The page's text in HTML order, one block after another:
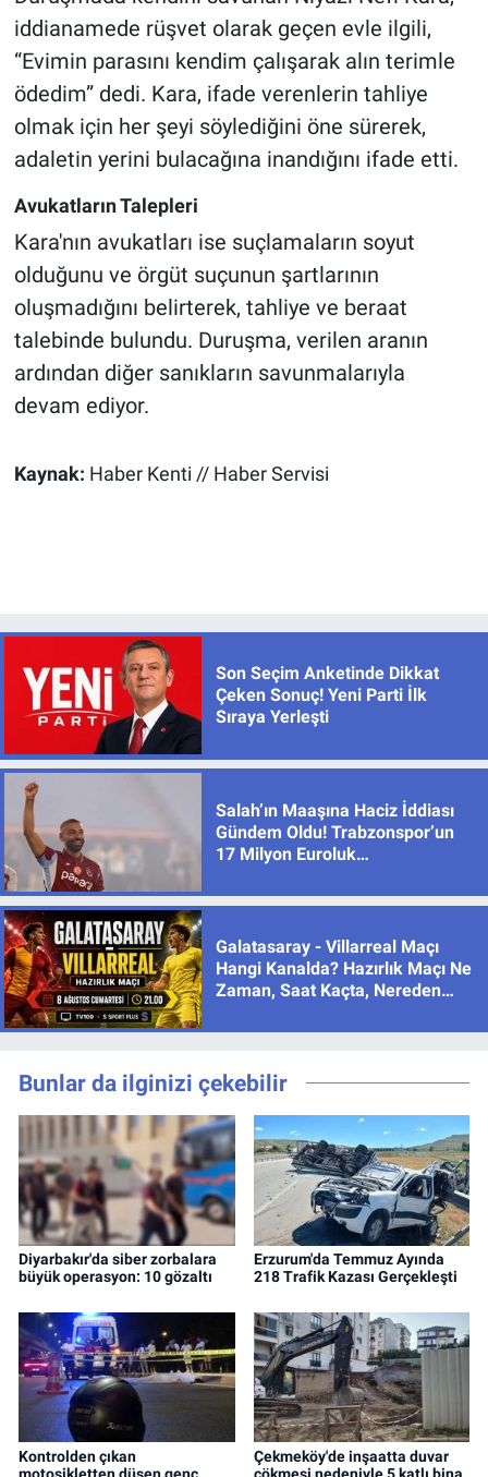
iddianamede rüşvet olarak geçen evle ilgili,
“Evimin parasını kendim çalışarak alın terimle
ödedim” dedi. Kara, ifade verenlerin tahliye
olmak için her şeyi söylediğini öne sürerek,
adaletin yerini bulacağına inandığını ifade etti.
Avukatların Talepleri
Kara'nın avukatları ise suçlamaların soyut
olduğunu ve örgüt suçunun şartlarının
oluşmadığını belirterek, tahliye ve beraat
talebinde bulundu. Duruşma, verilen aranın
ardından diğer sanıkların savunmalarıyla
devam ediyor.
Kaynak: Haber Kenti // Haber Servisi
Son Seçim Anketinde Dikkat
Çeken Sonuç! Yeni Parti İlk
Sıraya Yerleşti
Salah’ın Maaşına Haciz İddiası
Gündem Oldu! Trabzonspor’un
17 Milyon Euroluk
Galatasaray - Villarreal Maçı
Hangi Kanalda? Hazırlık Maçı Ne
Zaman, Saat Kaçta, Nereden
Bunlar da ilginizi çekebilir
Diyarbakır'da siber zorbalara
büyük operasyon: 10 gözaltı
Erzurum'da Temmuz Ayında
218 Trafik Kazası Gerçekleşti
Kontrolden çıkan
motosikletten düşen genç
Çekmeköy'de inşaatta duvar
çökmesi nedeniyle 5 katlı bina